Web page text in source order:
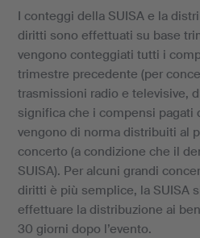
I conteggi della SUISA e la
diritti sono effettuati su base
vengono conteggiati tutti i
trimestre precedente (per
trasmissioni radio e televisive,
significa che i compensi pagati
vengono di norma distribuiti al
concerto (a condizione che il
SUISA). Per alcuni grandi
diritti è più semplice, la SUISA
effettuare la distribuzione ai
30 giorni dopo l’evento.